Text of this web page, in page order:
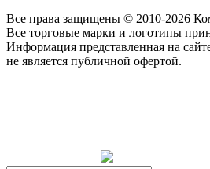
Все права защищены © 2010-2026
Все торговые марки и логотипы
Информация представленная на
не является публичной офертой.